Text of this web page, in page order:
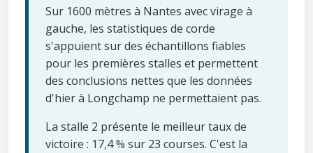
Sur 1600 mètres à Nantes avec virage à
gauche, les statistiques de corde
s'appuient sur des échantillons fiables
pour les premières stalles et permettent
des conclusions nettes que les données
d'hier à Longchamp ne permettaient pas.
La stalle 2 présente le meilleur taux de
victoire : 17,4 % sur 23 courses. C'est la